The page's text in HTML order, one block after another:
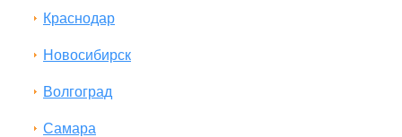
Краснодар
Новосибирск
Волгоград
Самара